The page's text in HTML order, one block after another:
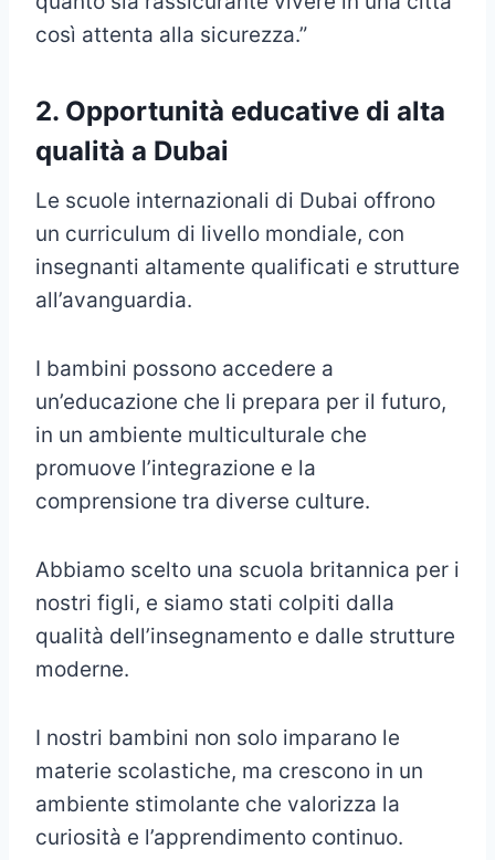
così attenta alla sicurezza.”
2. Opportunità educative di alta
qualità a Dubai
Le scuole internazionali di Dubai offrono
un curriculum di livello mondiale, con
insegnanti altamente qualificati e strutture
all’avanguardia.
I bambini possono accedere a
un’educazione che li prepara per il futuro,
in un ambiente multiculturale che
promuove l’integrazione e la
comprensione tra diverse culture.
Abbiamo scelto una scuola britannica per i
nostri figli, e siamo stati colpiti dalla
qualità dell’insegnamento e dalle strutture
moderne.
I nostri bambini non solo imparano le
materie scolastiche, ma crescono in un
ambiente stimolante che valorizza la
curiosità e l’apprendimento continuo.